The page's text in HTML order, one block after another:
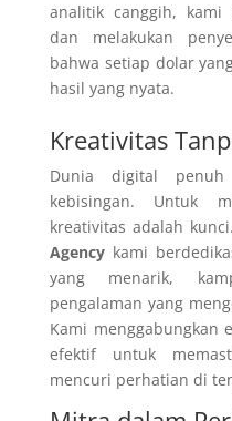
analitik canggih, kami
dan melakukan
bahwa setiap dolar
hasil yang nyata.
Kreativitas
Dunia digital
kebisingan. Untuk
kreativitas adalah
Agencykami
yang menarik,
pengalaman yang
Kami menggabungkan
efektif untuk
mencuri perhatian di